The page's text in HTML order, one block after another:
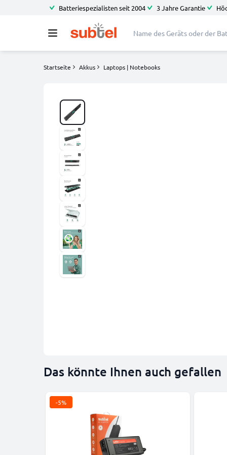
Batteriespezialisten seit 2004 3 Jahre Garantie
Startseite Akkus Laptops | Notebooks
Das könnte Ihnen auch gefallen
-5%